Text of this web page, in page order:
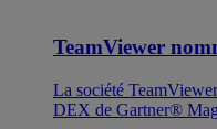
TeamViewer
La société
DEX de Gartner®